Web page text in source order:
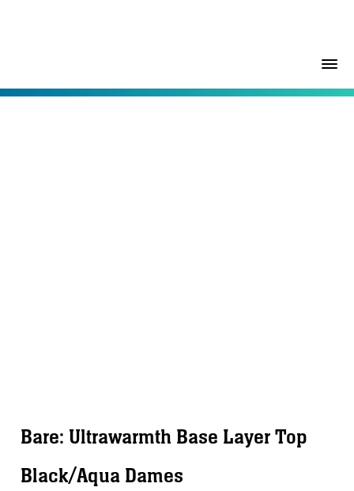
Bare: Ultrawarmth Base Layer Top
Black/Aqua Dames